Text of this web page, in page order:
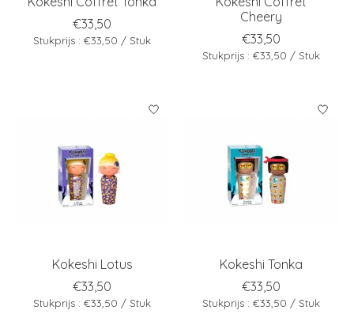
€33,50
Stukprijs : €33,50 / Stuk
Cheery
€33,50
Stukprijs : €33,50 / Stuk
Kokeshi Lotus
€33,50
Stukprijs : €33,50 / Stuk
Kokeshi Tonka
€33,50
Stukprijs : €33,50 / Stuk